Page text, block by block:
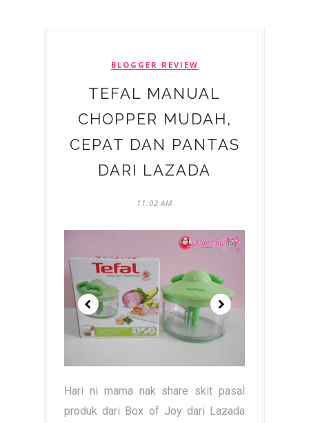
BLOGGER REVIEW
TEFAL MANUAL
CHOPPER MUDAH,
CEPAT DAN PANTAS
DARI LAZADA
11:02 AM
Hari ni mama nak share skit pasal
produk dari Box of Joy dari Lazada